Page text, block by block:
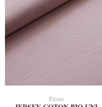
Tissus